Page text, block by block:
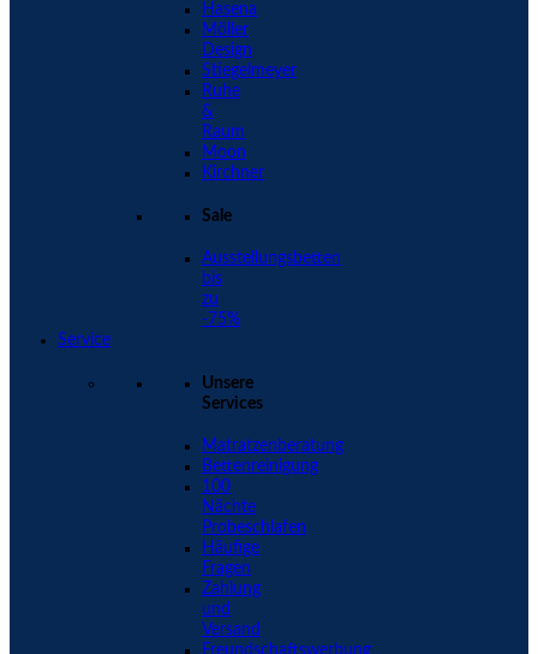
Hasena
Möller
Design
Stiegelmeyer
Ruhe
&
Raum
Moon
Kirchner
Sale
Ausstellungsbetten
bis
zu
-75%
Service
Unsere
Services
Matratzenberatung
Bettenreinigung
100
Nächte
Probeschlafen
Häufige
Fragen
Zahlung
und
Versand